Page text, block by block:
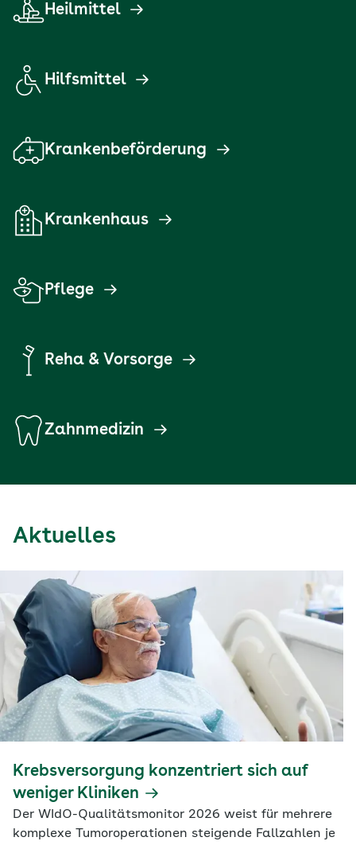
Heilmittel
Hilfsmittel
Krankenbeförderung
Krankenhaus
Pflege
Reha & Vorsorge
Zahnmedizin
Aktuelles
Krebsversorgung konzentriert sich auf
weniger Kliniken
Der WIdO-Qualitätsmonitor 2026 weist für mehrere
komplexe Tumoroperationen steigende Fallzahlen je